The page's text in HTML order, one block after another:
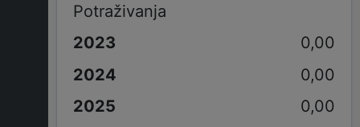
Potraživanja
0,00
0,00
0,00